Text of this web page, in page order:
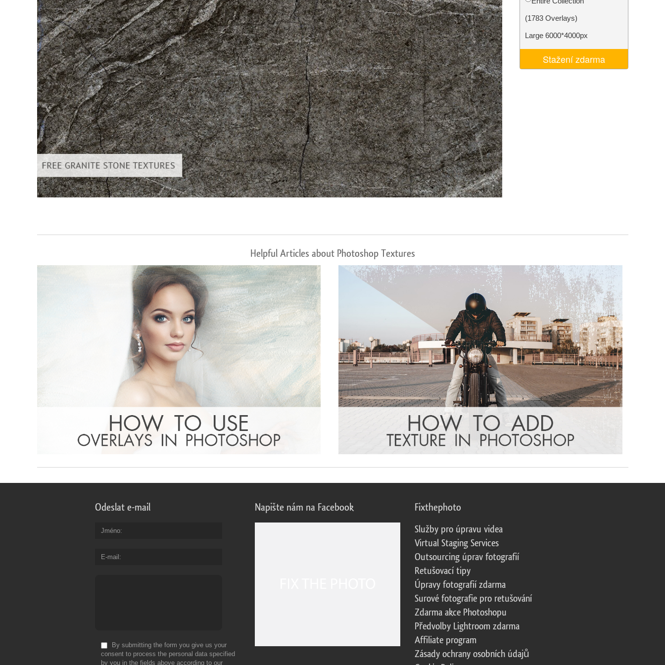
Služby retušování produktů Služby retušování šperků Data pro výcvik AI Video Editing Services
(1783 Overlays)
Large 6000*4000px
Stažení zdarma
Helpful Articles about Photoshop Textures
Odeslat e-mail
Jméno
E-mail
By submitting the form you give us your
consent to process the personal data specified
by you in the fields above according to our
Napište nám na Facebook Fixthephoto
Služby pro úpravu videa
Virtual Staging Services
Outsourcing úprav fotografií
Retušovací tipy
Úpravy fotografií zdarma
Surové fotografie pro retušování
Zdarma akce Photoshopu
Předvolby Lightroom zdarma
Affiliate program
Zásady ochrany osobních údajů